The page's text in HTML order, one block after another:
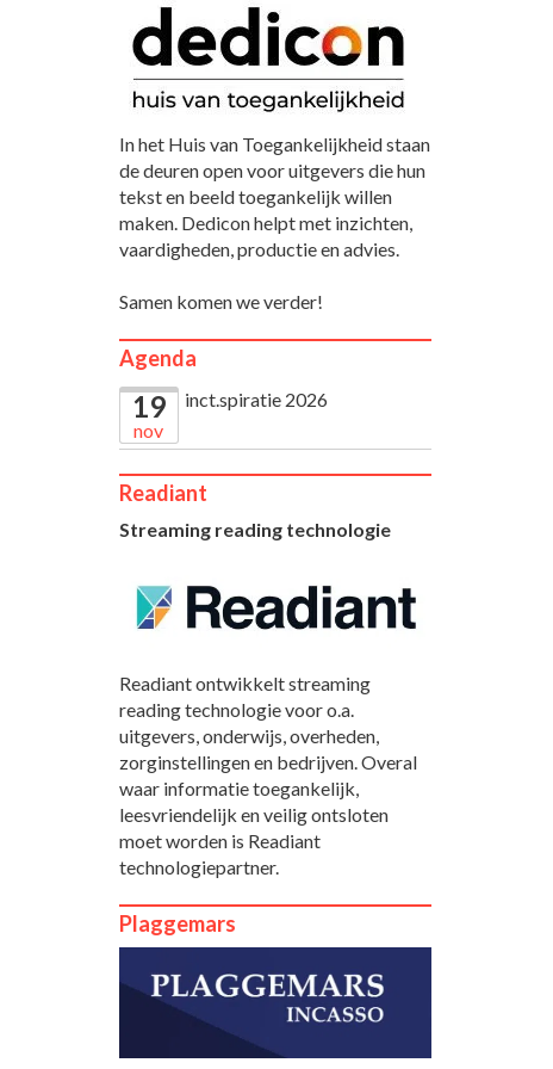
In het Huis van Toegankelijkheid staan
de deuren open voor uitgevers die hun
tekst en beeld toegankelijk willen
maken. Dedicon helpt met inzichten,
vaardigheden, productie en advies.
Samen komen we verder!
Agenda
19
nov
inct.spiratie 2026
Readiant
Streaming reading technologie
Readiant ontwikkelt streaming
reading technologie voor o.a.
uitgevers, onderwijs, overheden,
zorginstellingen en bedrijven. Overal
waar informatie toegankelijk,
leesvriendelijk en veilig ontsloten
moet worden is Readiant
technologiepartner.
Plaggemars